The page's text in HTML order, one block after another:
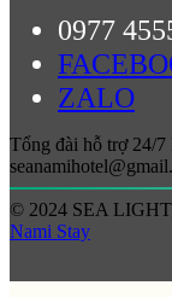
0977
ZALO
Tổng đài hỗ trợ 24/
© 2024 SEA
Nami Stay